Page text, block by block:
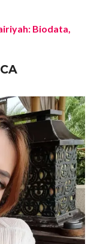
Biodata,